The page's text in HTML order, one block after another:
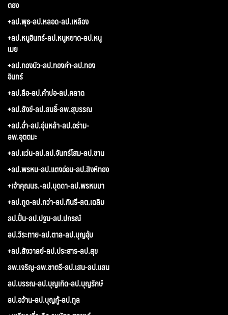
ตอง
+ลป.พุธ-ลป.หลอด-ลป.เหลือง
+ลป.หนูอินทร์-ลป.หนูหยาด-ลป.หนู
เมย
+ลป.ทองบัว-ลป.ทองคำ-ลป.ทอง
อินทร์
+ลป.ลือ-ลป.คำบ่อ-ลป.คลาด
+ลป.สังข์-ลป.สนธิ์-ลพ.สุบรรณ
+ลป.อ่ำ-ลป.อุ่นหล้า-ลป.อร่าม-
ลพ.อุตตมะ
+ลป.แว่น-ลป.ลป.จันทร์โสม-ลป.ขาน
+ลป.พรหม-ลป.แตงอ่อน-ลป.สิงห์ทอง
+เจ้าคุณนร.-ลป.บุดดา-ลป.พรหมมา
+ลป.กูด-ลป.กว่า-ลป.กินรี-ลต.เฉลิม
ลป.ปั่น-ลป.ปฐม-ลป.ปกรณ์
ลป.วีระทาย-ลป.ตาล-ลป.บุญอุ้ม
+ลป.สังวาลย์-ลป.ประสาร-ลป.สุข
ลพ.เจริญ-ลพ.ชาตรี-ลป.เสน-ลป.แสน
ลป.บรรณ-ลป.บุญเกิด-ลป.บุญรักษ์
ลป.อว้าน-ลป.บุญกู้-ลป.ทูล